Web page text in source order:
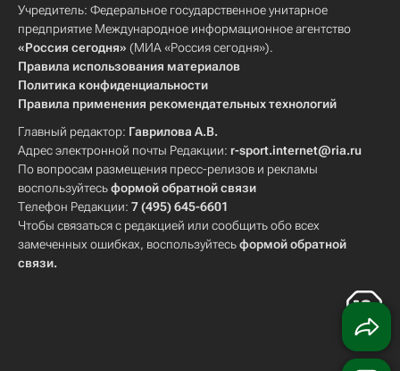
Учредитель: Федеральное государственное унитарное
предприятие Международное информационное агентство
«Россия сегодня» (МИА «Россия сегодня»).
Правила использования материалов
Политика конфиденциальности
Правила применения рекомендательных технологий
Главный редактор: Гаврилова А.В.
Адрес электронной почты Редакции: r-sport.internet@ria.ru
По вопросам размещения пресс-релизов и рекламы
воспользуйтесьформой обратной связи
Телефон Редакции: 7 (495) 645-6601
Чтобы связаться с редакцией или сообщить обо всех
замеченных ошибках, воспользуйтесьформой обратной
связи.